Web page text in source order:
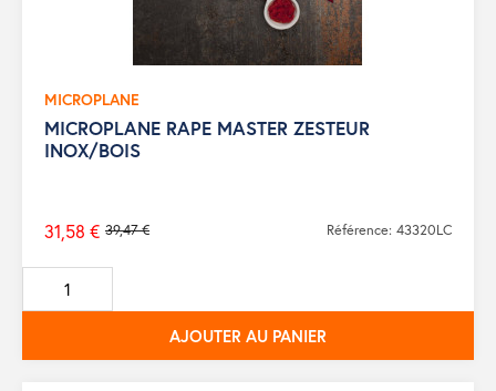
MICROPLANE
MICROPLANE RAPE MASTER ZESTEUR
INOX/BOIS
Prix
de
base
39,47 €
31,58 € Référence: 43320LC
AJOUTER AU PANIER